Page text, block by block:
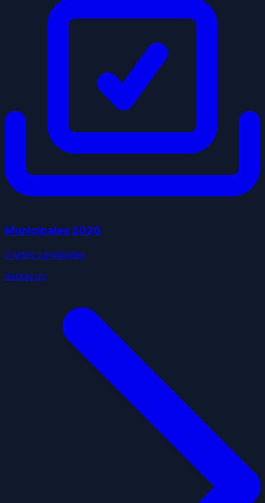
Municipales 2026
3 listes candidates
datagouv